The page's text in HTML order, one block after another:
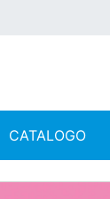
CATALOGO